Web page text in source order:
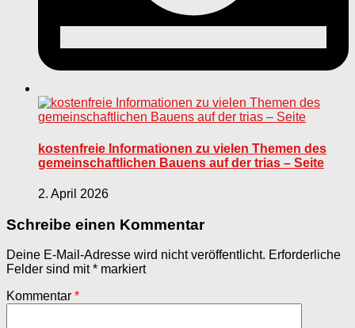
kostenfreie Informationen zu vielen Themen des
gemeinschaftlichen Bauens auf der trias – Seite
2. April 2026
Schreibe einen Kommentar
Deine E-Mail-Adresse wird nicht veröffentlicht. Erforderliche
Felder sind mit* markiert
Kommentar *